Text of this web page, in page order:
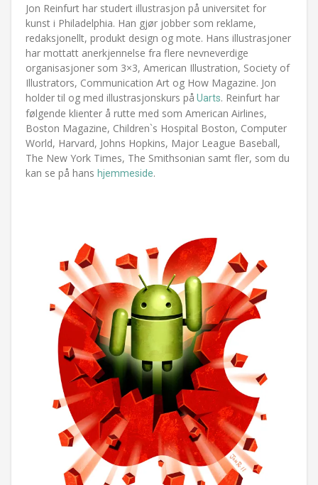
Jon Reinfurt har studert illustrasjon på universitet for
kunst i Philadelphia. Han gjør jobber som reklame,
redaksjonellt, produkt design og mote. Hans illustrasjoner
har mottatt anerkjennelse fra flere nevneverdige
organisasjoner som 3×3, American Illustration, Society of
Illustrators, Communication Art og How Magazine. Jon
holder til og med illustrasjonskurs på Uarts. Reinfurt har
følgende klienter å rutte med som American Airlines,
Boston Magazine, Children`s Hospital Boston, Computer
World, Harvard, Johns Hopkins, Major League Baseball,
The New York Times, The Smithsonian samt fler, som du
kan se på hans hjemmeside.